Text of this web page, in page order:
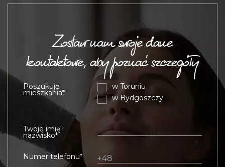
Zostaw nam swoje dane
kontaktowe, aby poznać szczegóły
Poszukuję
mieszkania*
w Toruniu
w Bydgoszczy
Twoje imię i
nazwisko*
Numer telefonu*